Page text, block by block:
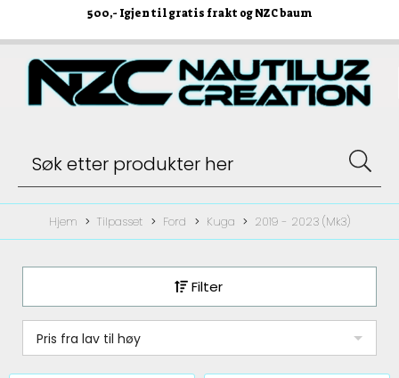
500,- Igjen til gratis frakt og NZC baum
Hjem Tilpasset Ford Kuga 2019 - 2023 (Mk3)
Filter
Pris fra lav til høy